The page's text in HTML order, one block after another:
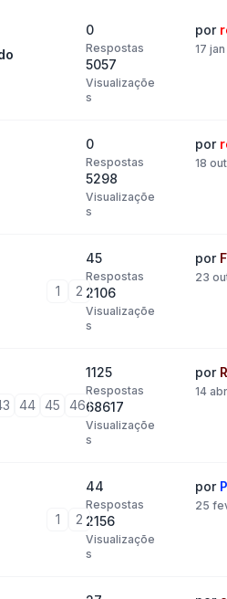
0
Respostas
5057
Visualizaçõe
s
por
17
0
Respostas
5298
Visualizaçõe
s
por
18
1 2
45
Respostas
2106
Visualizaçõe
s
por
23
44 45 46
1125
Respostas
68617
Visualizaçõe
s
por
14
1 2
44
Respostas
2156
Visualizaçõe
s
por
25